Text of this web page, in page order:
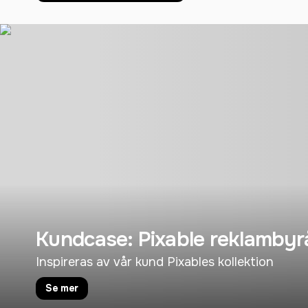
Kundcase: Pixable
Inspireras av vår kund Pixables kollektion
Se mer